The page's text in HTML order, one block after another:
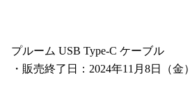
プルーム USB Type-C ケーブル
・販売終了日：2024年11月8日（金）